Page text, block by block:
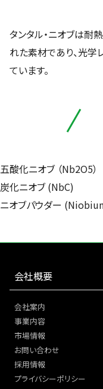
タンタル・ニオブは耐
れた素材であり、光学
ています。
五酸化ニオブ （Nb2O5）
炭化ニオブ (NbC)
ニオブパウダー
会社概要
会社案内
事業内容
市場情報
お問い合わせ
採用情報
プライバシーポリシー